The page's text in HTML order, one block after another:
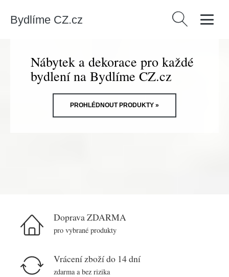
Bydlíme CZ.cz Vyhledávání
Nábytek a dekorace pro každé
bydlení na Bydlíme CZ.cz
PROHLÉDNOUT PRODUKTY »
Doprava ZDARMA
pro vybrané produkty
Vrácení zboží do 14 dní
zdarma a bez rizika